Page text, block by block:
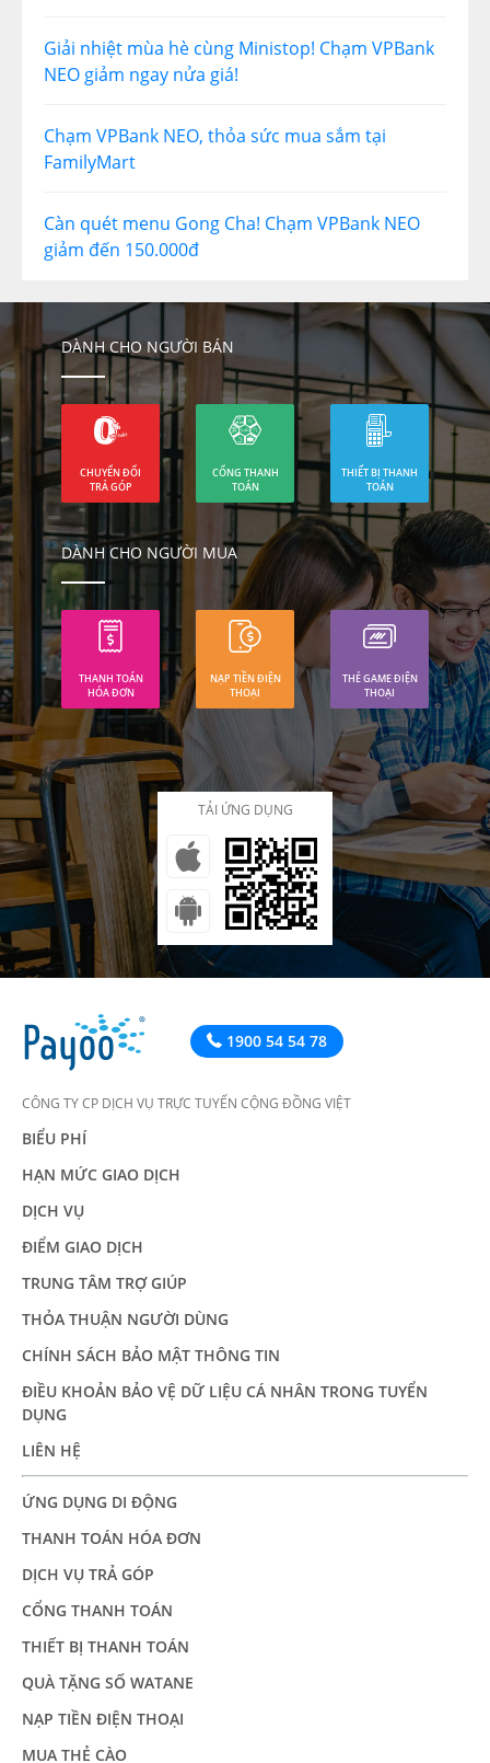
Giải nhiệt mùa hè cùng Ministop! Chạm VPBank
NEO giảm ngay nửa giá!
Chạm VPBank NEO, thỏa sức mua sắm tại
FamilyMart
Càn quét menu Gong Cha! Chạm VPBank NEO
giảm đến 150.000đ
DÀNH CHO NGƯỜI BÁN
CHUYỂN ĐỔI
TRẢ GÓP
CỔNG THANH
TOÁN
THIẾT BỊ THANH
TOÁN
DÀNH CHO NGƯỜI MUA
THANH TOÁN
HÓA ĐƠN
NẠP TIỀN ĐIỆN
THOẠI
THẺ GAME ĐIỆN
THOẠI
TẢI ỨNG DỤNG
1900 54 54 78
CÔNG TY CP DỊCH VỤ TRỰC TUYẾN CỘNG ĐỒNG VIỆT
BIỂU PHÍ
HẠN MỨC GIAO DỊCH
DỊCH VỤ
ĐIỂM GIAO DỊCH
TRUNG TÂM TRỢ GIÚP
THỎA THUẬN NGƯỜI DÙNG
CHÍNH SÁCH BẢO MẬT THÔNG TIN
ĐIỀU KHOẢN BẢO VỆ DỮ LIỆU CÁ NHÂN TRONG TUYỂN
DỤNG
LIÊN HỆ
ỨNG DỤNG DI ĐỘNG
THANH TOÁN HÓA ĐƠN
DỊCH VỤ TRẢ GÓP
CỔNG THANH TOÁN
THIẾT BỊ THANH TOÁN
QUÀ TẶNG SỐ WATANE
NẠP TIỀN ĐIỆN THOẠI
MUA THẺ CÀO